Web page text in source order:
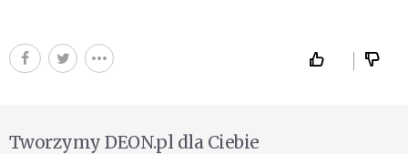
Tworzymy DEON.pl dla Ciebie